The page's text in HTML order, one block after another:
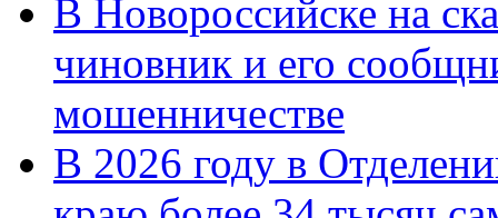
В Новороссийске на
чиновник и его
мошенничестве
В 2026 году в